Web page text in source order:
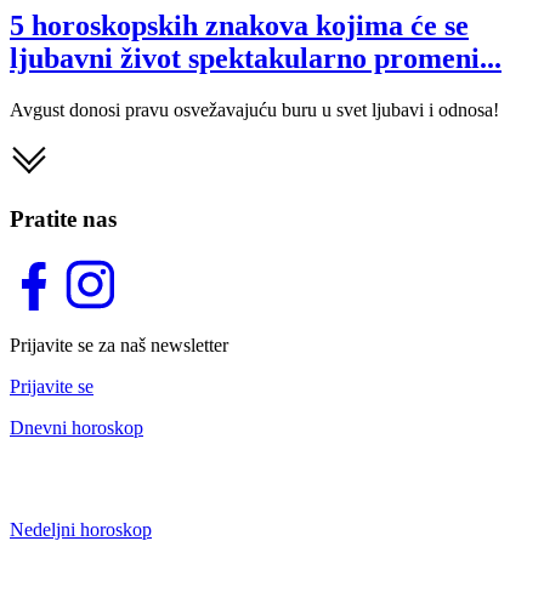
5 horoskopskih znakova kojima će se
ljubavni život spektakularno promeni...
Avgust donosi pravu osvežavajuću buru u svet ljubavi i odnosa!
Pratite nas
Prijavite se za naš newsletter
Prijavite se
Dnevni horoskop
Nedeljni horoskop